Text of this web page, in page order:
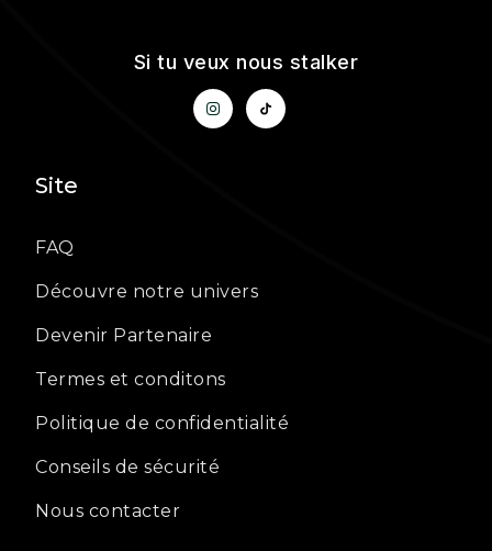
Si tu veux nous stalker
Site
FAQ
Découvre notre univers
Devenir Partenaire
Termes et conditons
Politique de confidentialité
Conseils de sécurité
Nous contacter